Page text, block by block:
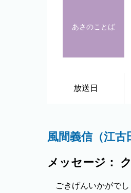
あさのことば
放送日
風間義信（江古
メッセージ：
ごきげんいかがでし